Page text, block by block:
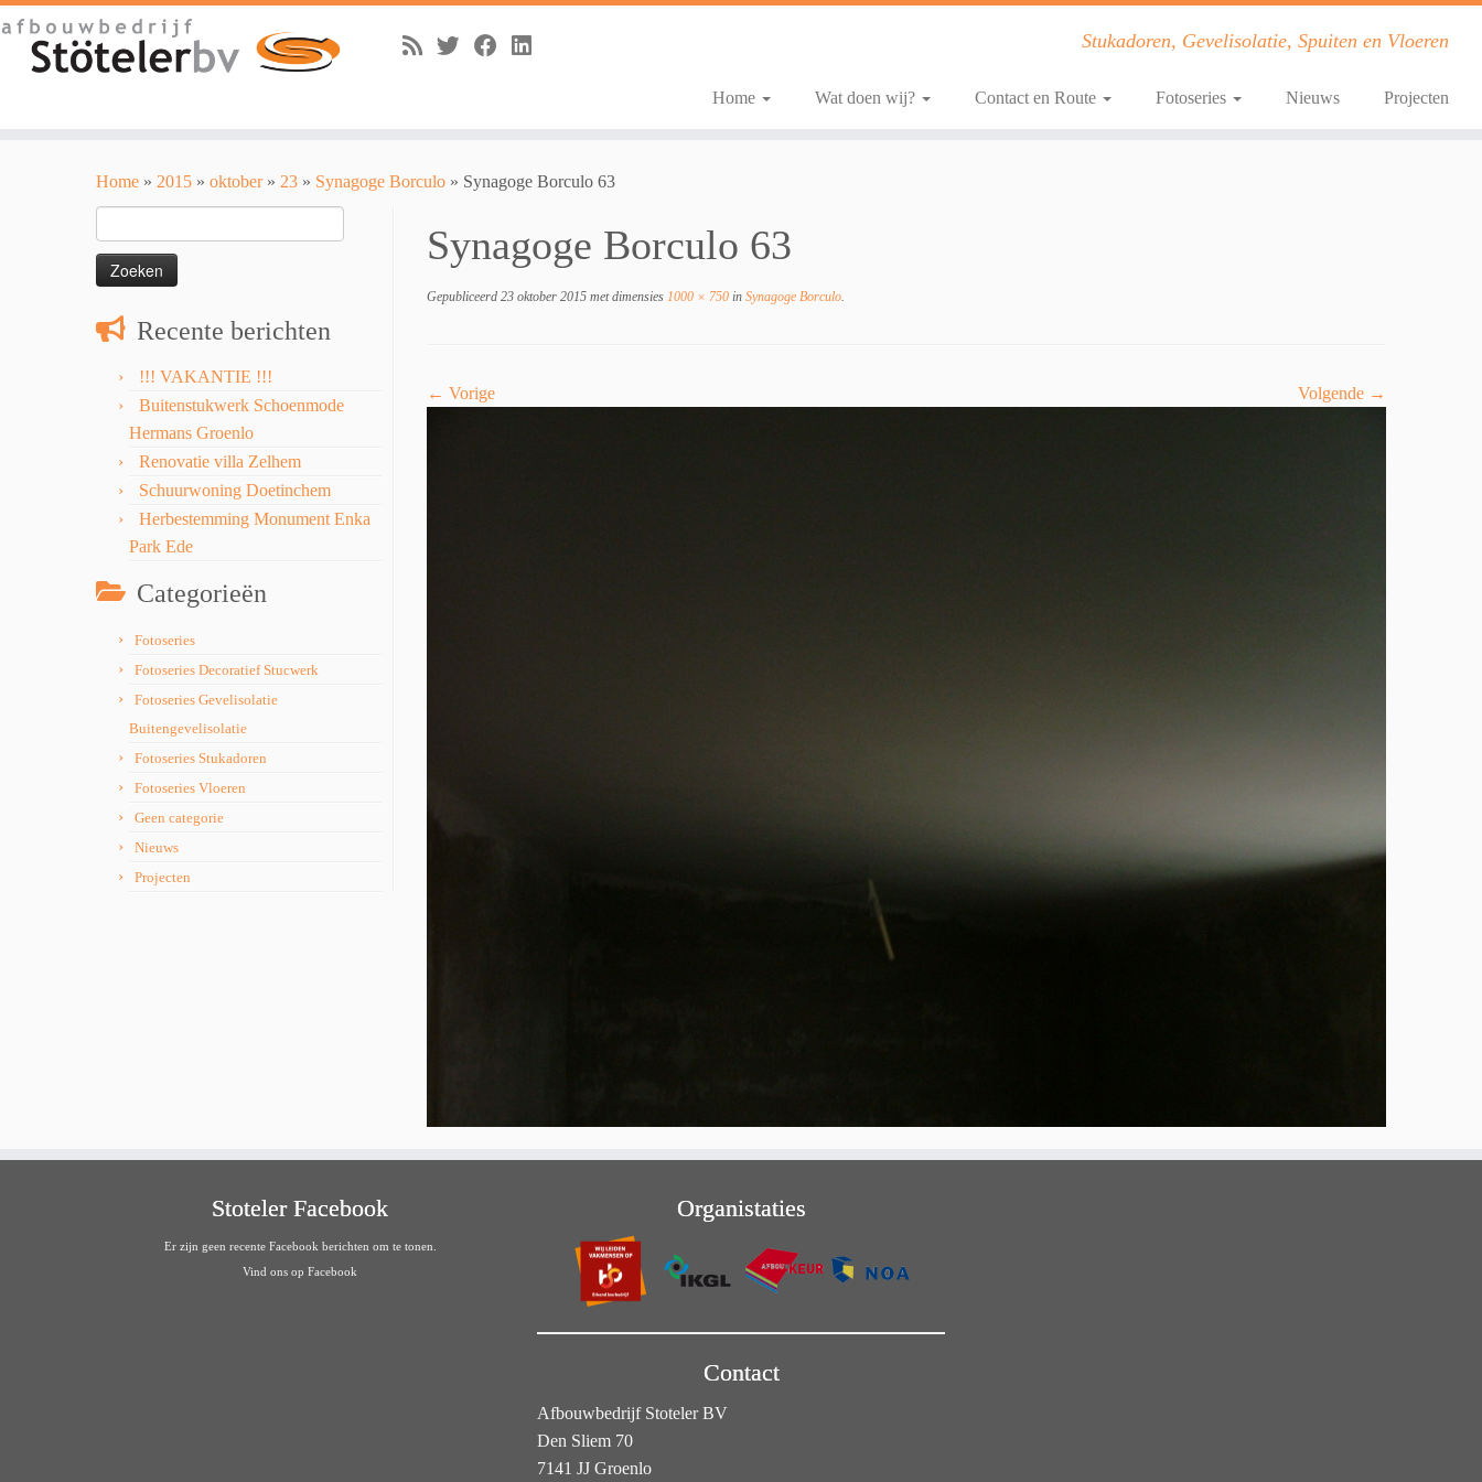
Stukadoren, Gevelisolatie, Spuiten en Vloeren
Home Wat doen wij? Contact en Route Fotoseries Nieuws Projecten
Home » 2015 » oktober » 23 » Synagoge Borculo » Synagoge Borculo 63
naar:
Recente berichten
!!! VAKANTIE !!!
Buitenstukwerk Schoenmode
Hermans Groenlo
Renovatie villa Zelhem
Schuurwoning Doetinchem
Herbestemming Monument Enka
Park Ede
Categorieën
Fotoseries
Fotoseries Decoratief Stucwerk
Fotoseries Gevelisolatie
Buitengevelisolatie
Fotoseries Stukadoren
Fotoseries Vloeren
Geen categorie
Nieuws
Projecten
Synagoge Borculo 63
Gepubliceerd 23 oktober 2015 met dimensies 1000 × 750 in Synagoge Borculo.
← Vorige Volgende →
Stoteler Facebook
Er zijn geen recente Facebook berichten om te tonen.
Vind ons op Facebook
Organistaties
Contact
Afbouwbedrijf Stoteler BV
Den Sliem 70
7141 JJ Groenlo